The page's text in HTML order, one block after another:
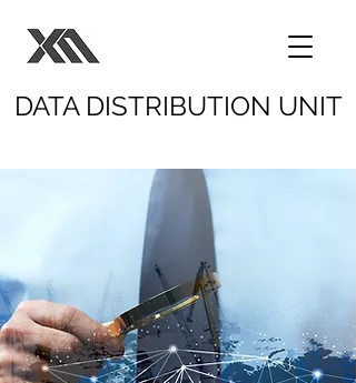
DATA DISTRIBUTION UNIT